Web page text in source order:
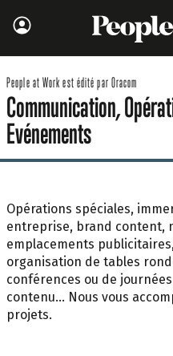
People at Work est édité par Oracom
Communication,
Evénements
Opérations spéciales,
entreprise, brand content,
emplacements
organisation de tables
conférences ou de
contenu… Nous vous
projets.